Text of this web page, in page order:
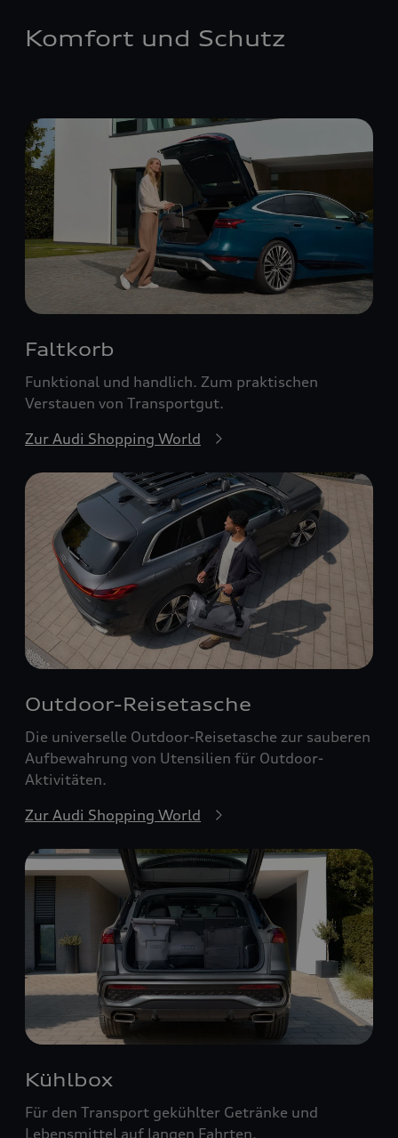
Komfort und Schutz
Faltkorb
Funktional und handlich. Zum praktischen
Verstauen von Transportgut.
Zur Audi Shopping World
Outdoor-Reisetasche
Die universelle Outdoor-Reisetasche zur sauberen
Aufbewahrung von Utensilien für Outdoor-
Aktivitäten.
Zur Audi Shopping World
Kühlbox
Für den Transport gekühlter Getränke und
Lebensmittel auf langen Fahrten.